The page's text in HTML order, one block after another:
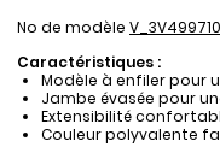
No de modèle V_3V499710
Caractéristiques :
Modèle à enfiler pour
Jambe évasée pour
Extensibilité
Couleur polyvalente